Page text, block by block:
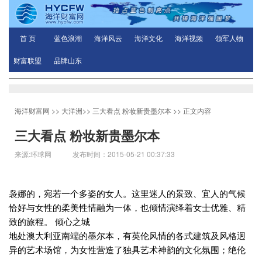
首 页 蓝色浪潮 海洋风云 海洋文化 海洋视频 领军人物
财富联盟 品牌山东
海洋财富网 >> 大洋洲>> 三大看点 粉妆新贵墨尔本 >> 正文内容
三大看点 粉妆新贵墨尔本
来源:环球网 发布时间：2015-05-21 00:37:33
袅娜的，宛若一个多姿的女人。这里迷人的景致、宜人的气候
恰好与女性的柔美性情融为一体，也倾情演绎着女士优雅、精
致的旅程。 倾心之城
地处澳大利亚南端的墨尔本，有英伦风情的各式建筑及风格迥
异的艺术场馆，为女性营造了独具艺术神韵的文化氛围；绝伦